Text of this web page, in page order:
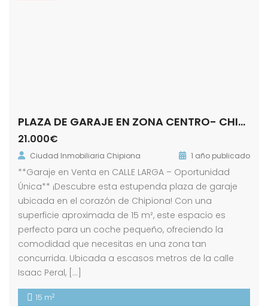
PLAZA DE GARAJE EN ZONA CENTRO- CHIPIONA
21.000€
Ciudad Inmobiliaria Chipiona 1 año publicado
**Garaje en Venta en CALLE LARGA – Oportunidad
Única** ¡Descubre esta estupenda plaza de garaje
ubicada en el corazón de Chipiona! Con una
superficie aproximada de 15 m², este espacio es
perfecto para un coche pequeño, ofreciendo la
comodidad que necesitas en una zona tan
concurrida. Ubicada a escasos metros de la calle
Isaac Peral, […]
15 m2